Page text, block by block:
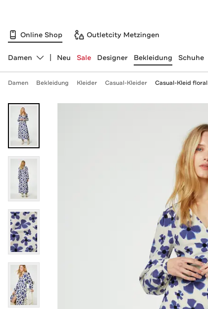
Online Shop Outletcity Metzingen
Abteilung ändern, ausgewählt:
Damen Neu Sale Designer Bekleidung Schuhe
Damen Bekleidung Kleider Casual-Kleider Casual-Kleid floral